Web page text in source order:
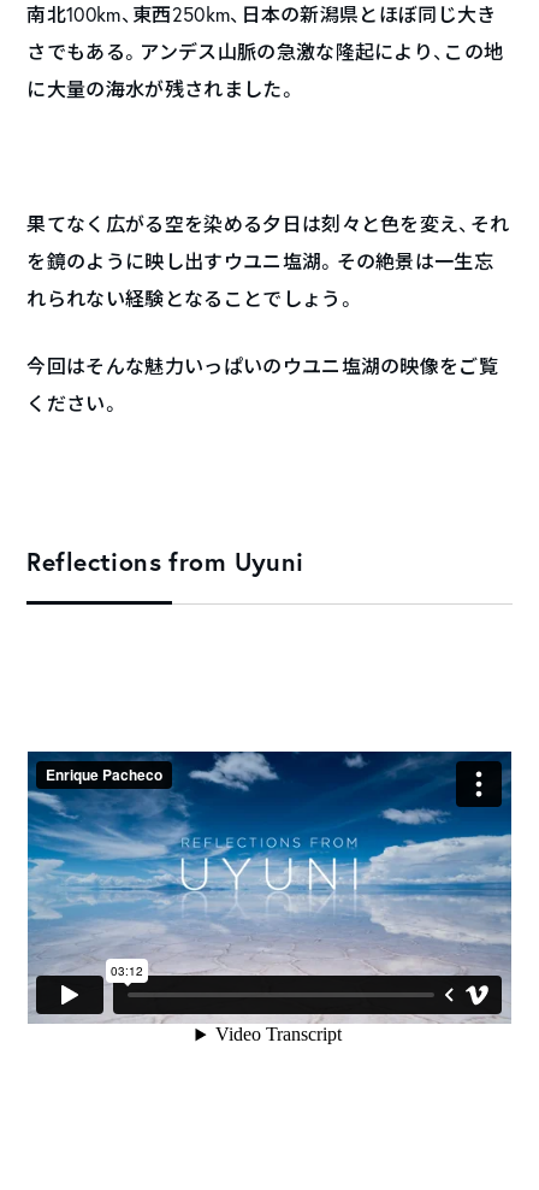
南北100km、東西250km、日本の新潟県とほぼ同じ大き
さでもある。アンデス山脈の急激な隆起により、この地
に大量の海水が残されました。
果てなく広がる空を染める夕日は刻々と色を変え、それ
を鏡のように映し出すウユニ塩湖。その絶景は一生忘
れられない経験となることでしょう。
今回はそんな魅力いっぱいのウユニ塩湖の映像をご覧
ください。
Reflections from Uyuni